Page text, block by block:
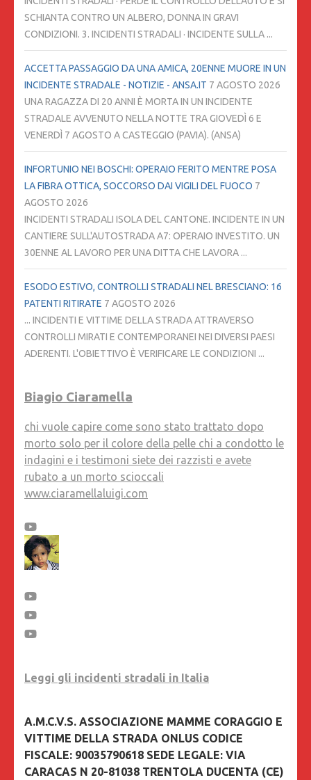
SCHIANTA CONTRO UN ALBERO, DONNA IN GRAVI
CONDIZIONI. 3. INCIDENTI STRADALI · INCIDENTE SULLA ...
ACCETTA PASSAGGIO DA UNA AMICA, 20ENNE MUORE IN UN
INCIDENTE STRADALE - NOTIZIE - ANSA.IT 7 AGOSTO 2026
UNA RAGAZZA DI 20 ANNI È MORTA IN UN INCIDENTE
STRADALE AVVENUTO NELLA NOTTE TRA GIOVEDÌ 6 E
VENERDÌ 7 AGOSTO A CASTEGGIO (PAVIA). (ANSA)
INFORTUNIO NEI BOSCHI: OPERAIO FERITO MENTRE POSA
LA FIBRA OTTICA, SOCCORSO DAI VIGILI DEL FUOCO 7
AGOSTO 2026
INCIDENTI STRADALI ISOLA DEL CANTONE. INCIDENTE IN UN
CANTIERE SULL'AUTOSTRADA A7: OPERAIO INVESTITO. UN
30ENNE AL LAVORO PER UNA DITTA CHE LAVORA ...
ESODO ESTIVO, CONTROLLI STRADALI NEL BRESCIANO: 16
PATENTI RITIRATE 7 AGOSTO 2026
... INCIDENTI E VITTIME DELLA STRADA ATTRAVERSO
CONTROLLI MIRATI E CONTEMPORANEI NEI DIVERSI PAESI
ADERENTI. L'OBIETTIVO È VERIFICARE LE CONDIZIONI ...
Biagio Ciaramella
chi vuole capire come sono stato trattato dopo
morto solo per il colore della pelle chi a condotto le
indagini e i testimoni siete dei razzisti e avete
rubato a un morto scioccali
www.ciaramellaluigi.com
Leggi gli incidenti stradali in Italia
A.M.C.V.S. ASSOCIAZIONE MAMME CORAGGIO E
VITTIME DELLA STRADA ONLUS CODICE
FISCALE: 90035790618 SEDE LEGALE: VIA
CARACAS N 20-81038 TRENTOLA DUCENTA (CE)